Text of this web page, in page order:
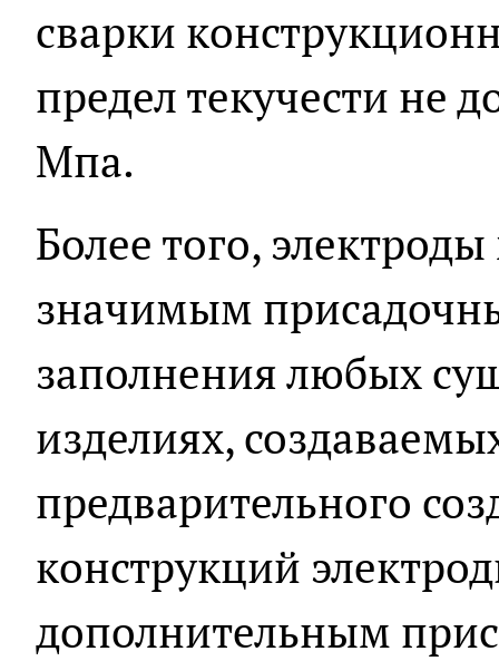
сварки
предел текучести не
Мпа.
Более того,
значимым
заполнения любых
изделиях,
предварительного
конструкций
дополнительным